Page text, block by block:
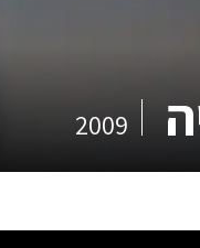
2009